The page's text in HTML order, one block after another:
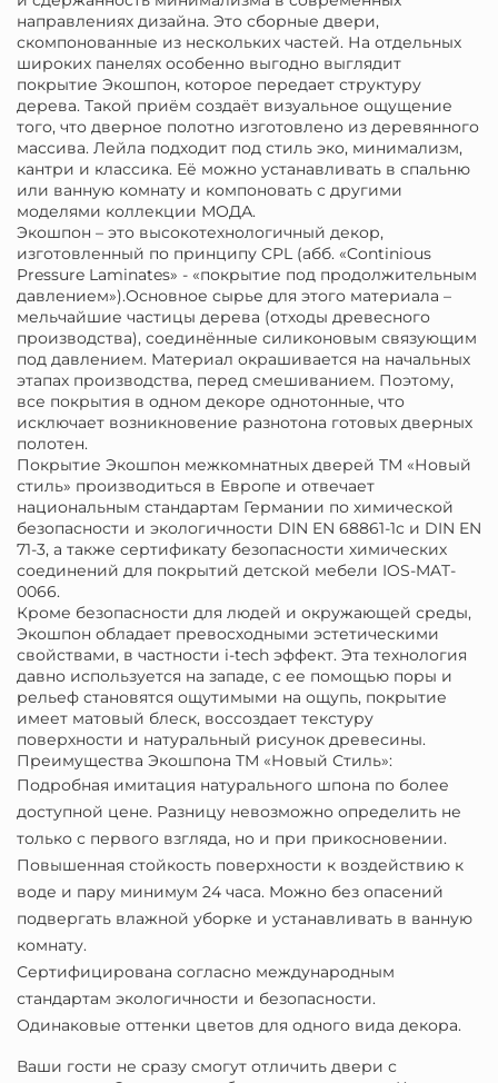
направлениях дизайна. Это сборные двери,
скомпонованные из нескольких частей. На отдельных
широких панелях особенно выгодно выглядит
покрытие Экошпон, которое передает структуру
дерева. Такой приём создаёт визуальное ощущение
того, что дверное полотно изготовлено из деревянного
массива. Лейла подходит под стиль эко, минимализм,
кантри и классика. Её можно устанавливать в спальню
или ванную комнату и компоновать с другими
моделями коллекции МОДА.
Экошпон – это высокотехнологичный декор,
изготовленный по принципу CPL (абб. «Continious
Pressure Laminates» - «покрытие под продолжительным
давлением»).Основное сырье для этого материала –
мельчайшие частицы дерева (отходы древесного
производства), соединённые силиконовым связующим
под давлением. Материал окрашивается на начальных
этапах производства, перед смешиванием. Поэтому,
все покрытия в одном декоре однотонные, что
исключает возникновение разнотона готовых дверных
полотен.
Покрытие Экошпон межкомнатных дверей ТМ «Новый
стиль» производиться в Европе и отвечает
национальным стандартам Германии по химической
безопасности и экологичности DIN EN 68861-1c и DIN EN
71-3, а также сертификату безопасности химических
соединений для покрытий детской мебели IOS-MAT-
0066.
Кроме безопасности для людей и окружающей среды,
Экошпон обладает превосходными эстетическими
свойствами, в частности i-tech эффект. Эта технология
давно используется на западе, с ее помощью поры и
рельеф становятся ощутимыми на ощупь, покрытие
имеет матовый блеск, воссоздает текстуру
поверхности и натуральный рисунок древесины.
Преимущества Экошпона ТМ «Новый Стиль»:
Подробная имитация натурального шпона по более
доступной цене. Разницу невозможно определить не
только с первого взгляда, но и при прикосновении.
Повышенная стойкость поверхности к воздействию к
воде и пару минимум 24 часа. Можно без опасений
подвергать влажной уборке и устанавливать в ванную
комнату.
Сертифицирована согласно международным
стандартам экологичности и безопасности.
Одинаковые оттенки цветов для одного вида декора.
Ваши гости не сразу смогут отличить двери с